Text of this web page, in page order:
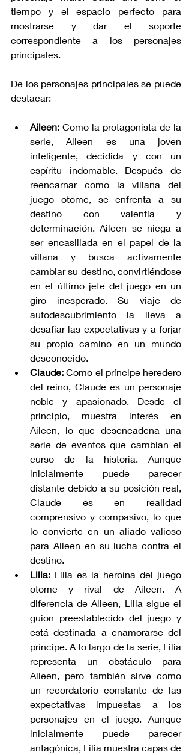
tiempo y el espacio perfecto para
mostrarse y dar el soporte
correspondiente a los personajes
principales.
De los personajes principales se puede
destacar:
Aileen: Como la protagonista de la
serie, Aileen es una joven
inteligente, decidida y con un
espíritu indomable. Después de
reencarnar como la villana del
juego otome, se enfrenta a su
destino con valentía y
determinación. Aileen se niega a
ser encasillada en el papel de la
villana y busca activamente
cambiar su destino, convirtiéndose
en el último jefe del juego en un
giro inesperado. Su viaje de
autodescubrimiento la lleva a
desafiar las expectativas y a forjar
su propio camino en un mundo
desconocido.
Claude: Como el príncipe heredero
del reino, Claude es un personaje
noble y apasionado. Desde el
principio, muestra interés en
Aileen, lo que desencadena una
serie de eventos que cambian el
curso de la historia. Aunque
inicialmente puede parecer
distante debido a su posición real,
Claude es en realidad
comprensivo y compasivo, lo que
lo convierte en un aliado valioso
para Aileen en su lucha contra el
destino.
Lilia: Lilia es la heroína del juego
otome y rival de Aileen. A
diferencia de Aileen, Lilia sigue el
guion preestablecido del juego y
está destinada a enamorarse del
príncipe. A lo largo de la serie, Lilia
representa un obstáculo para
Aileen, pero también sirve como
un recordatorio constante de las
expectativas impuestas a los
personajes en el juego. Aunque
inicialmente puede parecer
antagónica, Lilia muestra capas de